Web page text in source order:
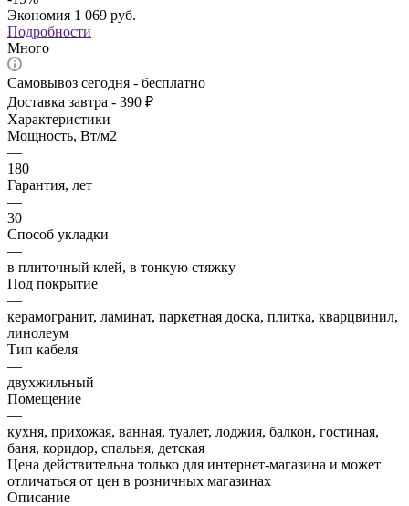
Экономия 1 069 руб.
Подробности
Много
Самовывоз сегодня - бесплатно
Доставка завтра - 390 ₽
Характеристики
Мощность, Вт/м2
—
180
Гарантия, лет
—
30
Способ укладки
—
в плиточный клей, в тонкую стяжку
Под покрытие
—
керамогранит, ламинат, паркетная доска, плитка, кварцвинил,
линолеум
Тип кабеля
—
двухжильный
Помещение
—
кухня, прихожая, ванная, туалет, лоджия, балкон, гостиная,
баня, коридор, спальня, детская
Цена действительна только для интернет-магазина и может
отличаться от цен в розничных магазинах
Описание